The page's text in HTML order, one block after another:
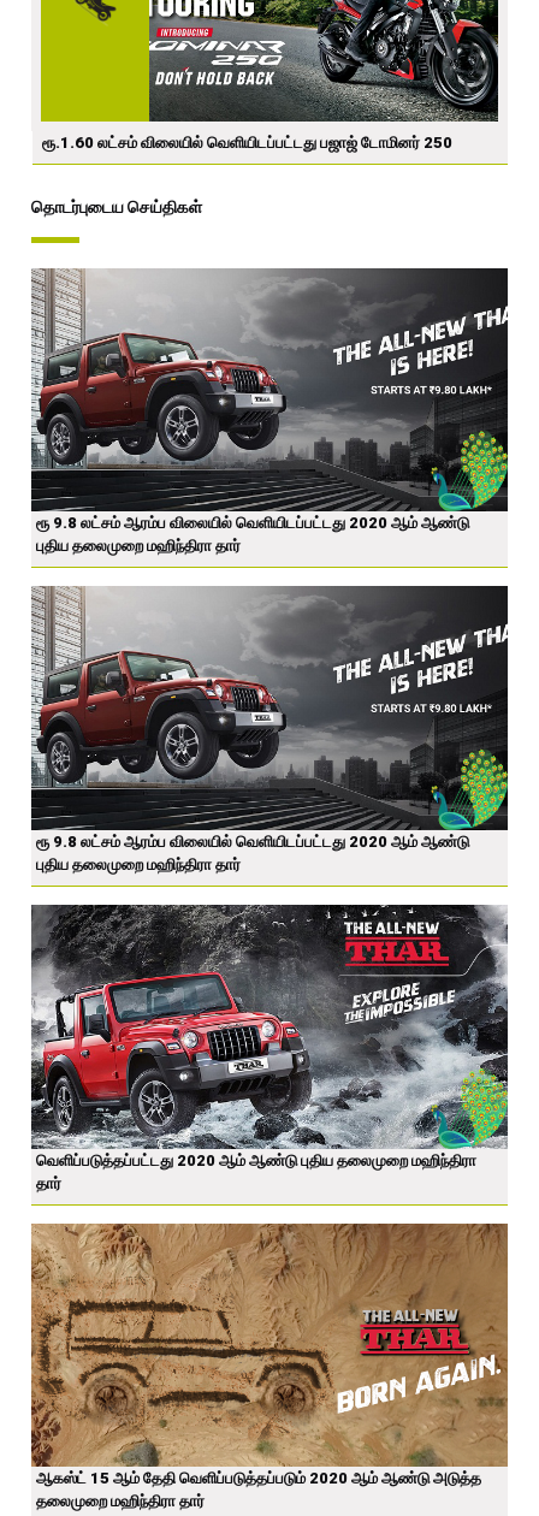
ரூ.1.60 லட்சம் விலையில் வெளியிடப்பட்டது பஜாஜ் டோமினர் 250
தொடர்புடைய செய்திகள்
ரூ 9.8 லட்சம் ஆரம்ப விலையில் வெளியிடப்பட்டது 2020 ஆம் ஆண்டு
புதிய தலைமுறை மஹிந்திரா தார்
ரூ 9.8 லட்சம் ஆரம்ப விலையில் வெளியிடப்பட்டது 2020 ஆம் ஆண்டு
புதிய தலைமுறை மஹிந்திரா தார்
வெளிப்படுத்தப்பட்டது 2020 ஆம் ஆண்டு புதிய தலைமுறை மஹிந்திரா
தார்
ஆகஸ்ட் 15 ஆம் தேதி வெளிப்படுத்தப்படும் 2020 ஆம் ஆண்டு அடுத்த
தலைமுறை மஹிந்திரா தார்